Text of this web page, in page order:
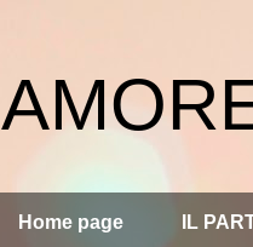
Home page IL